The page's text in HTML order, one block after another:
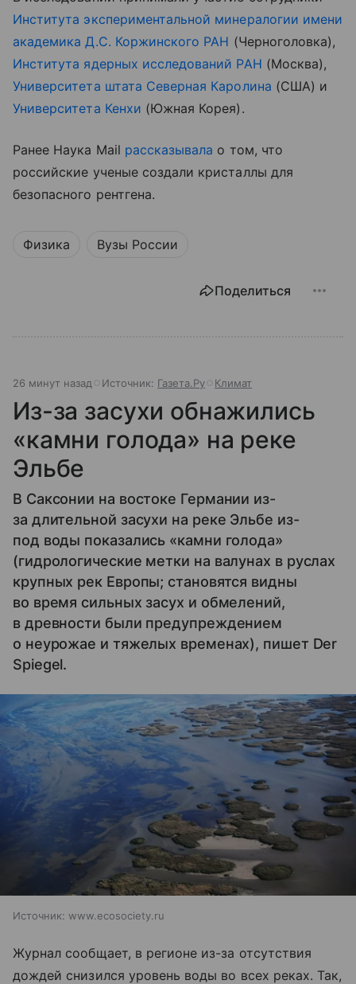
Института экспериментальной минералогии имени
академика Д.С. Коржинского РАН (Черноголовка),
Института ядерных исследований РАН (Москва),
Университета штата Северная Каролина (США) и
Университета Кенхи (Южная Корея).
Ранее Наука Mail рассказывала о том, что
российские ученые создали кристаллы для
безопасного рентгена.
Физика Вузы России
Поделиться
26 минут назад Источник: Газета.Ру Климат
Из-за засухи обнажились
«камни голода» на реке
Эльбе
В Саксонии на востоке Германии из-
за длительной засухи на реке Эльбе из-
под воды показались «камни голода»
(гидрологические метки на валунах в руслах
крупных рек Европы; становятся видны
во время сильных засух и обмелений,
в древности были предупреждением
о неурожае и тяжелых временах), пишет Der
Spiegel.
Источник: www.ecosociety.ru
Журнал сообщает, в регионе из-за отсутствия
дождей снизился уровень воды во всех реках. Так,